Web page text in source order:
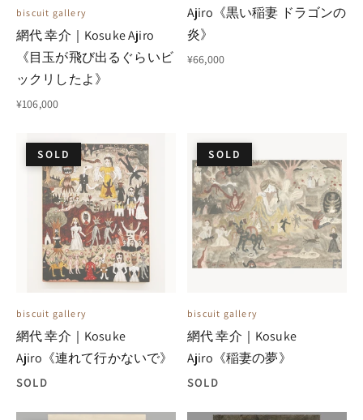
biscuit gallery
網代 幸介｜Kosuke Ajiro
《目玉が飛び出るぐらいビ
ックリしたよ》
¥106,000
Ajiro《黒い稲妻 ドラゴンの
炎》
¥66,000
SOLD
biscuit gallery
網代 幸介｜Kosuke
Ajiro《連れて行かないで》
SOLD
SOLD
biscuit gallery
網代 幸介｜Kosuke
Ajiro《稲妻の夢》
SOLD